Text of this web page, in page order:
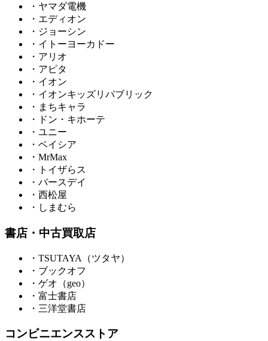
・ヤマダ電機
・エディオン
・ジョーシン
・イトーヨーカドー
・アリオ
・アピタ
・イオン
・イオンキッズリパブリック
・まちキャラ
・ドン・キホーテ
・ユニー
・ベイシア
・MrMax
・トイザらス
・バースデイ
・西松屋
・しまむら
書店・中古買取店
・TSUTAYA（ツタヤ）
・ブックオフ
・ゲオ（geo）
・富士書店
・三洋堂書店
コンビニエンスストア